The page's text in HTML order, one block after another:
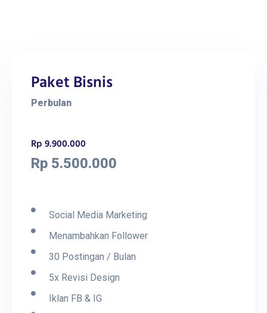
Paket Bisnis
Perbulan
Rp 9.900.000
Rp 5.500.000
Social Media Marketing
Menambahkan Follower
30 Postingan / Bulan
5x Revisi Design
Iklan FB & IG